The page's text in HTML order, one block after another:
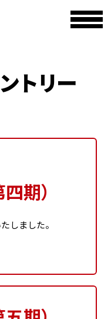
トリー
期）
しました。